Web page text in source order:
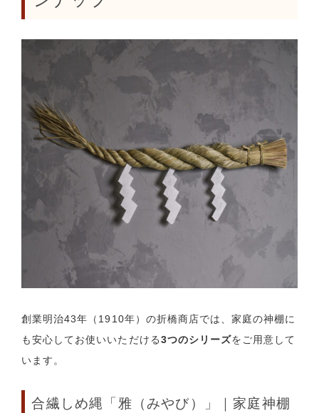
創業明治43年（1910年）の折橋商店では、家庭の神棚に
も安心してお使いいただける3つのシリーズをご用意して
います。
合繊しめ縄「雅（みやび）」｜家庭神棚